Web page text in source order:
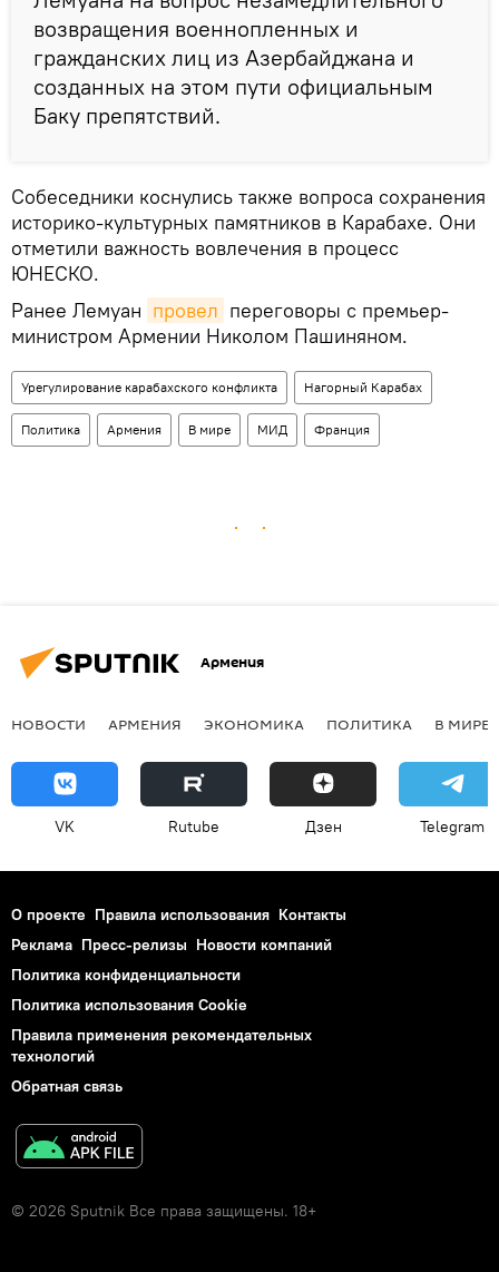
возвращения военнопленных и
гражданских лиц из Азербайджана и
созданных на этом пути официальным
Баку препятствий.
Собеседники коснулись также вопроса сохранения
историко-культурных памятников в Карабахе. Они
отметили важность вовлечения в процесс
ЮНЕСКО.
Ранее Лемуан провел переговоры с премьер-
министром Армении Николом Пашиняном.
Урегулирование карабахского конфликта Нагорный Карабах
Политика Армения В мире МИД Франция
Армения
НОВОСТИ АРМЕНИЯ ЭКОНОМИКА ПОЛИТИКА В МИРЕ
VK Rutube Дзен Telegram
О проекте Правила использования Контакты
Реклама Пресс-релизы Новости компаний
Политика конфиденциальности
Политика использования Cookie
Правила применения рекомендательных
технологий
Обратная связь
© 2026 Sputnik Все права защищены. 18+